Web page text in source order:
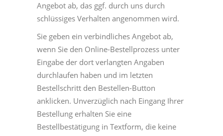
Angebot ab, das ggf. durch uns durch
schlüssiges Verhalten angenommen wird.
Sie geben ein verbindliches Angebot ab,
wenn Sie den Online-Bestellprozess unter
Eingabe der dort verlangten Angaben
durchlaufen haben und im letzten
Bestellschritt den Bestellen-Button
anklicken. Unverzüglich nach Eingang Ihrer
Bestellung erhalten Sie eine
Bestellbestätigung in Textform, die keine